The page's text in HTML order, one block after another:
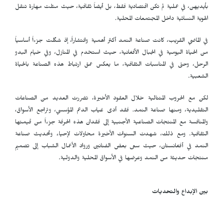
بأيديهن، في عملية لم تكن اقتصادية فقط، بل أيضاً ثقافية، حيث مثلت مهارة تنقل
الهوية النسائية داخل المجتمعات المحلية.
في الماضي القريب، كانت صناعة النمد أكثر أهمية وانتشاراً، إذ شكّلت جزءاً أساسياً
من الحياة اليومية في الجبال الأفغانية، حيث استخدم في المنازل، وفي خيام البدو
الرحل، وحتى في المناسبات الثقافية، ما يعكس عمق ارتباط هذه الصناعة بالحياة
الشعبية.
لكن مع الحروب المتتالية خلال العقود الأخيرة، تضررت العديد من الصناعات
التقليدية، ومنها صناعة النمد. فقد أدى غياب الدعم المؤسسي، وتراجع الأسواق،
والمنافسة مع المنتجات الصناعية الأجنبية إلى فقدان هذه الحرفة جزءاً من قيمتها
الثقافية. ومع ذلك، شهدت السنوات الأخيرة محاولات لإحياء وتحديث صناعة
النمد في أفغانستان، حيث سعى بعض الفنانين ورواد الأعمال الشباب إلى تصميم
منتجات حديثة من النمد وعرضها في الأسواق المحلية والدولية.
بين الإبداع والتحديات